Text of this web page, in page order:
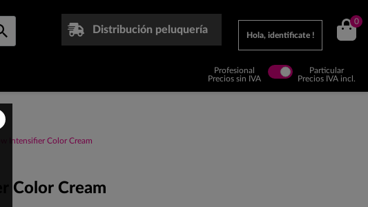
Distribución peluquería
Hola, identificate !
0
Profesional
Precios sin IVA
Particular
Precios IVA incl.
Intensifier Color Cream
Color Cream